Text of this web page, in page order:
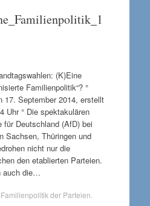
(K)Eine
Familienpolitik“? °
17. September 2014, erstellt
Uhr ° Die spektakulären
für Deutschland (AfD) bei
Sachsen, Thüringen und
nicht nur die
den etablierten Parteien.
auch die…
Familienpolitik der Parteien